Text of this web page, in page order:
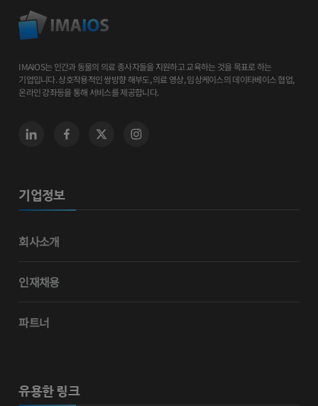
IMAIOS는 인간과 동물의 의료 종사자들을 지원하고 교육하는 것을 목표로 하는
기업입니다. 상호작용적인 쌍방향 해부도, 의료 영상, 임상케이스의 데이타베이스 협업,
온라인 강좌등을 통해 서비스를 제공합니다.
기업정보
회사소개
인재채용
파트너
유용한 링크